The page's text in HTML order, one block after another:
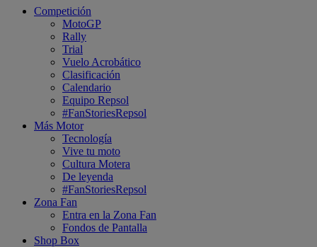
Competición
MotoGP
Rally
Trial
Vuelo Acrobático
Clasificación
Calendario
Equipo Repsol
#FanStoriesRepsol
Más Motor
Tecnología
Vive tu moto
Cultura Motera
De leyenda
#FanStoriesRepsol
Zona Fan
Entra en la Zona Fan
Fondos de Pantalla
Shop Box